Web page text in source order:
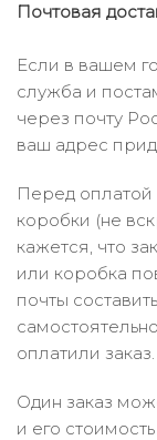
Почтовая
Если в вашем
служба и
через почту
ваш адрес
Перед оплатой
коробки (не
кажется, что
или коробка
почты
оплатили заказ.
Один заказ
и его